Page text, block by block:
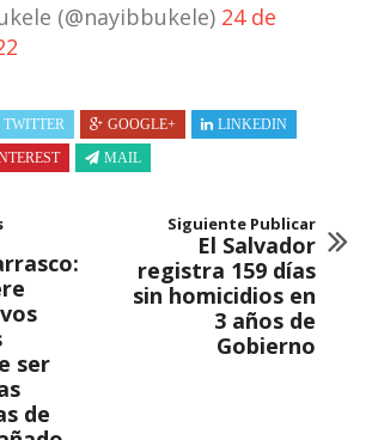
(@nayibbukele) 24 de
TWITTER GOOGLE+
LINKEDIN
MAIL
ser
de
Siguiente Publicar
El Salvador
registra 159 días
sin homicidios en
3 años de
Gobierno